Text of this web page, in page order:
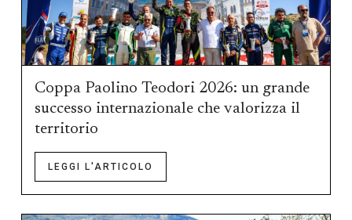
Coppa Paolino Teodori 2026: un grande
successo internazionale che valorizza il
territorio
LEGGI L'ARTICOLO